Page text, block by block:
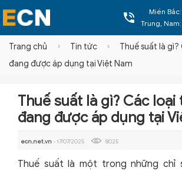
Miền Bắc:
Trung, Nam:
Trang chủ Tin tức
Thuế suất là
đang được áp dụng tại Việt Nam
Thuế suất là gì? Các loại
đang được áp dụng tại
ecn.net.vn- 17/07/2025 8025
Thuế suất là một trong những chỉ